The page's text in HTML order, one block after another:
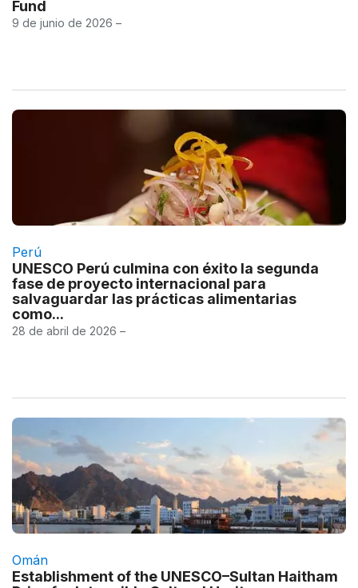
Fund
9 de junio de 2026 –
Perú
UNESCO Perú culmina con éxito la segunda
fase de proyecto internacional para
salvaguardar las prácticas alimentarias
como...
28 de abril de 2026 –
Omán
Establishment of the UNESCO–Sultan Haitham